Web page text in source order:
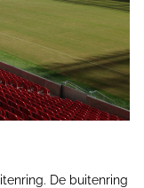
De buitenring